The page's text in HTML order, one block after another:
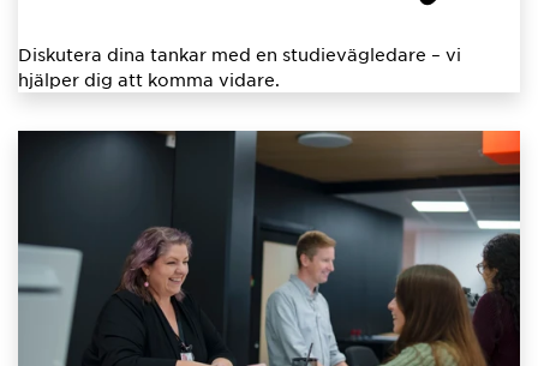
Diskutera dina tankar med en studievägledare – vi
hjälper dig att komma vidare.